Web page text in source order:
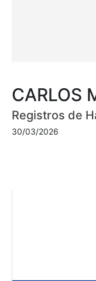
CARLOS
Registros de
30/03/2026